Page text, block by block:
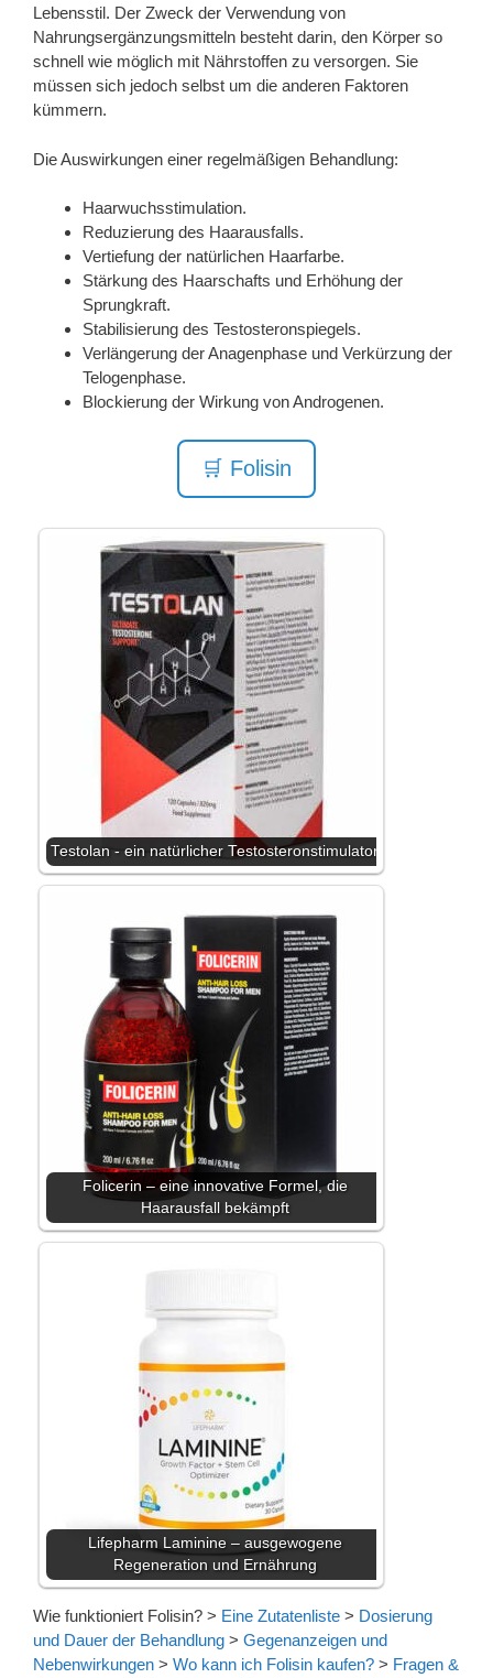
Lebensstil. Der Zweck der Verwendung von
Nahrungsergänzungsmitteln besteht darin, den Körper so
schnell wie möglich mit Nährstoffen zu versorgen. Sie
müssen sich jedoch selbst um die anderen Faktoren
kümmern.
Die Auswirkungen einer regelmäßigen Behandlung:
Haarwuchsstimulation.
Reduzierung des Haarausfalls.
Vertiefung der natürlichen Haarfarbe.
Stärkung des Haarschafts und Erhöhung der
Sprungkraft.
Stabilisierung des Testosteronspiegels.
Verlängerung der Anagenphase und Verkürzung der
Telogenphase.
Blockierung der Wirkung von Androgenen.
🛒 Folisin
Testolan - ein natürlicher Testosteronstimulator
Folicerin – eine innovative Formel, die
Haarausfall bekämpft
Lifepharm Laminine – ausgewogene
Regeneration und Ernährung
Wie funktioniert Folisin? > Eine Zutatenliste > Dosierung
und Dauer der Behandlung > Gegenanzeigen und
Nebenwirkungen > Wo kann ich Folisin kaufen? > Fragen &